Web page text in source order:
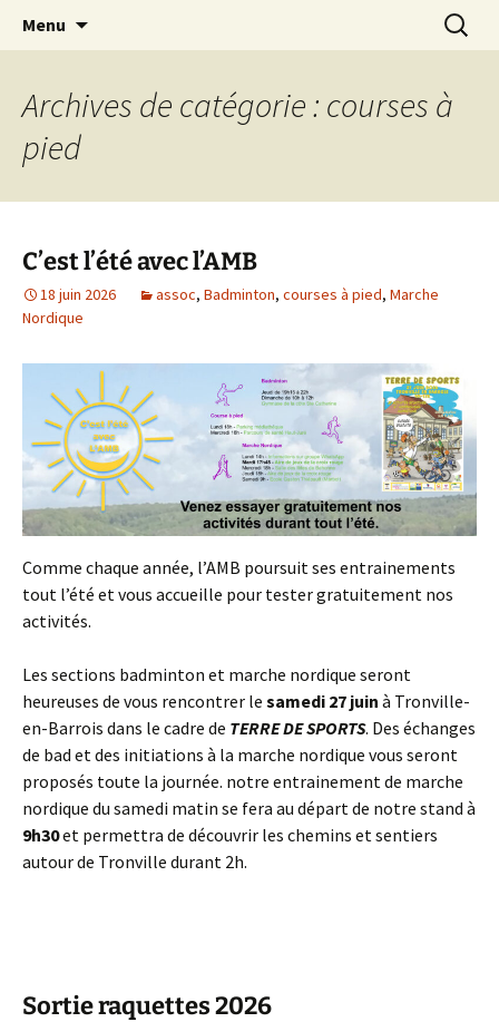
AMB55
Le site web de l'Association Multisports
Barisienne : Badminton, course à pied,
marche nordique, vélo.
Menu
Archives de catégorie : courses à
pied
C’est l’été avec l’AMB
18 juin 2026 assoc, Badminton, courses à pied, Marche
Nordique
Comme chaque année, l’AMB poursuit ses entrainements
tout l’été et vous accueille pour tester gratuitement nos
activités.
Les sections badminton et marche nordique seront
heureuses de vous rencontrer le samedi 27 juin à Tronville-
en-Barrois dans le cadre de TERRE DE SPORTS. Des échanges
de bad et des initiations à la marche nordique vous seront
proposés toute la journée. notre entrainement de marche
nordique du samedi matin se fera au départ de notre stand à
9h30et permettra de découvrir les chemins et sentiers
autour de Tronville durant 2h.
Sortie raquettes 2026